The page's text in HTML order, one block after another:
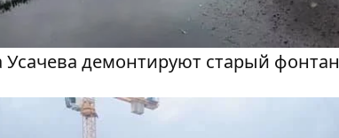
Усачева демонтируют старый фонтан